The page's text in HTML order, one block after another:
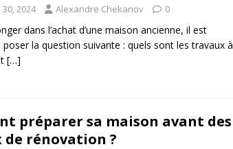
2024 Alexandre Chekanov 0
dans l’achat d’une maison ancienne, il est
poser la question suivante : quels sont les travaux à
[…]
préparer sa maison avant des
rénovation ?